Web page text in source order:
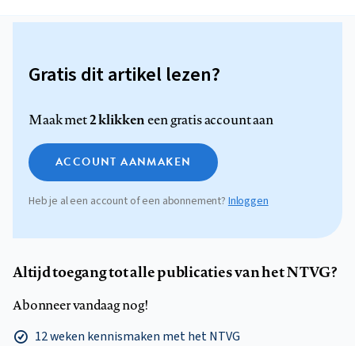
Gratis dit artikel lezen?
Maak met2 klikkeneen gratis account aan
ACCOUNT AANMAKEN
Heb je al een account of een abonnement? Inloggen
Altijd toegang tot alle publicaties van het NTVG?
Abonneer vandaag nog!
12 weken kennismaken met het NTVG